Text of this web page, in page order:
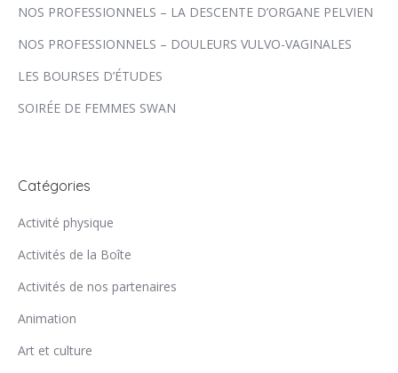
NOS PROFESSIONNELS – LA DESCENTE D’ORGANE PELVIEN
NOS PROFESSIONNELS – DOULEURS VULVO-VAGINALES
LES BOURSES D’ÉTUDES
SOIRÉE DE FEMMES SWAN
Catégories
Activité physique
Activités de la Boîte
Activités de nos partenaires
Animation
Art et culture